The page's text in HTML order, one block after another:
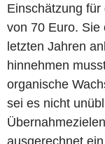
Einschätzung
von 70 Euro. Sie
letzten Jahren
hinnehmen
organische
sei es nicht
ausgerechnet